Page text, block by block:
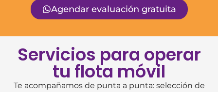
Agendar evaluación gratuita
Servicios para operar
tu flota móvil
Te acompañamos de punta a punta: selección de